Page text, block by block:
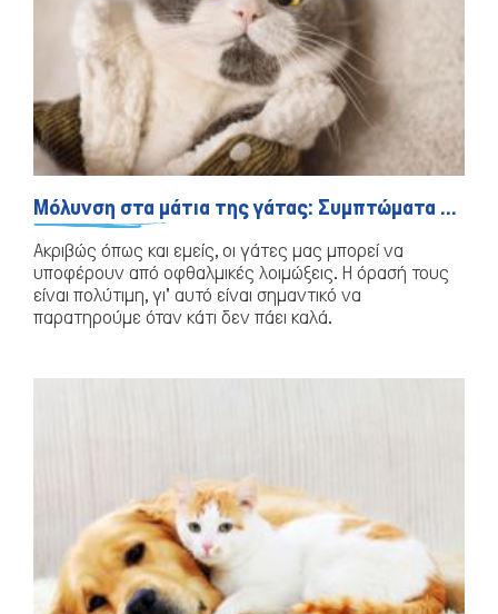
Γάτα Μόλυνση στα μάτια της γάτας: Συμπτώματα και θεραπείες
Ακριβώς όπως και εμείς, οι γάτες μας μπορεί να
υποφέρουν από οφθαλμικές λοιμώξεις. Η όρασή τους
είναι πολύτιμη, γι' αυτό είναι σημαντικό να
παρατηρούμε όταν κάτι δεν πάει καλά.